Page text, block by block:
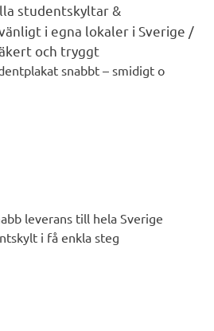
studentskyltar &
i egna lokaler i Sverige /
och tryggt
snabbt – smidigt o
leverans till hela Sverige
i få enkla steg